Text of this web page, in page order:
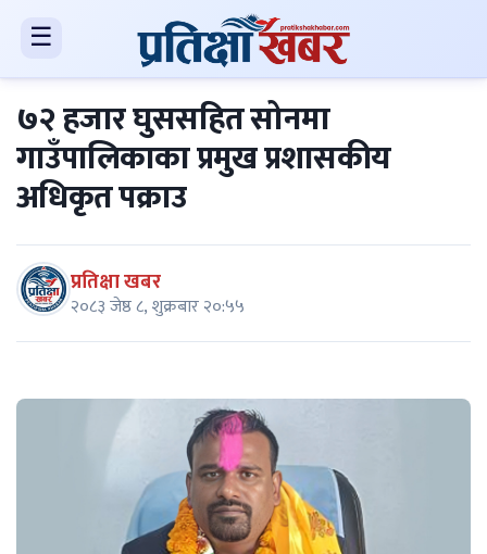
☰
७२ हजार घुससहित सोनमा
गाउँपालिकाका प्रमुख प्रशासकीय
अधिकृत पक्राउ
प्रतिक्षा खबर
२०८३ जेष्ठ ८, शुक्रबार २०:५५